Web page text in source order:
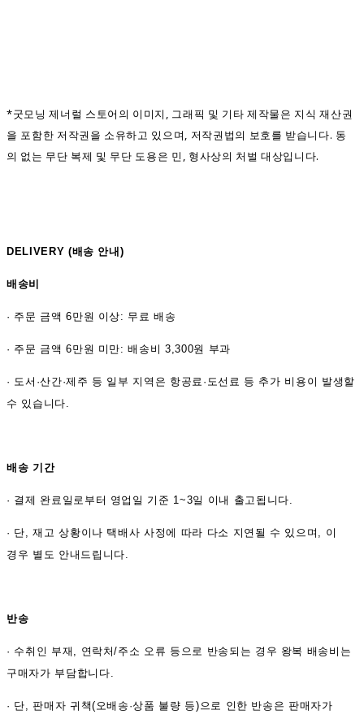
*굿모닝 제너럴 스토어의 이미지, 그래픽 및 기타 제작물은 지식 재산권
을 포함한 저작권을 소유하고 있으며, 저작권법의 보호를 받습니다. 동
의 없는 무단 복제 및 무단 도용은 민, 형사상의 처벌 대상입니다.
DELIVERY (배송 안내)
배송비
· 주문 금액 6만원 이상: 무료 배송
· 주문 금액 6만원 미만: 배송비 3,300원 부과
· 도서·산간·제주 등 일부 지역은 항공료·도선료 등 추가 비용이 발생할
수 있습니다.
배송 기간
· 결제 완료일로부터 영업일 기준 1~3일 이내 출고됩니다.
· 단, 재고 상황이나 택배사 사정에 따라 다소 지연될 수 있으며, 이
경우 별도 안내드립니다.
반송
· 수취인 부재, 연락처/주소 오류 등으로 반송되는 경우 왕복 배송비는
구매자가 부담합니다.
· 단, 판매자 귀책(오배송·상품 불량 등)으로 인한 반송은 판매자가